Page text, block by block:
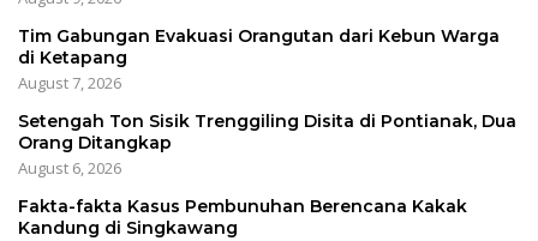
Tim Gabungan Evakuasi Orangutan dari Kebun Warga
di Ketapang
August 7, 2026
Setengah Ton Sisik Trenggiling Disita di Pontianak, Dua
Orang Ditangkap
August 6, 2026
Fakta-fakta Kasus Pembunuhan Berencana Kakak
Kandung di Singkawang